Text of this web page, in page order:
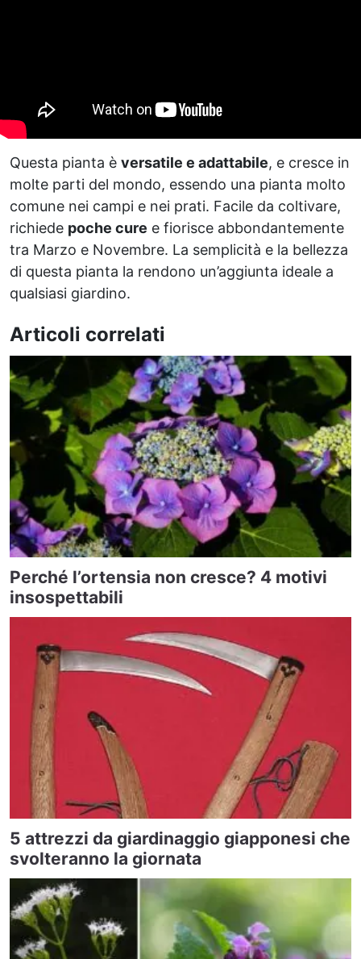
Questa pianta è versatile e adattabile, e cresce in
molte parti del mondo, essendo una pianta molto
comune nei campi e nei prati. Facile da coltivare,
richiede poche cure e fiorisce abbondantemente
tra Marzo e Novembre. La semplicità e la bellezza
di questa pianta la rendono un’aggiunta ideale a
qualsiasi giardino.
Articoli correlati
Perché l’ortensia non cresce? 4 motivi
insospettabili
5 attrezzi da giardinaggio giapponesi che
svolteranno la giornata